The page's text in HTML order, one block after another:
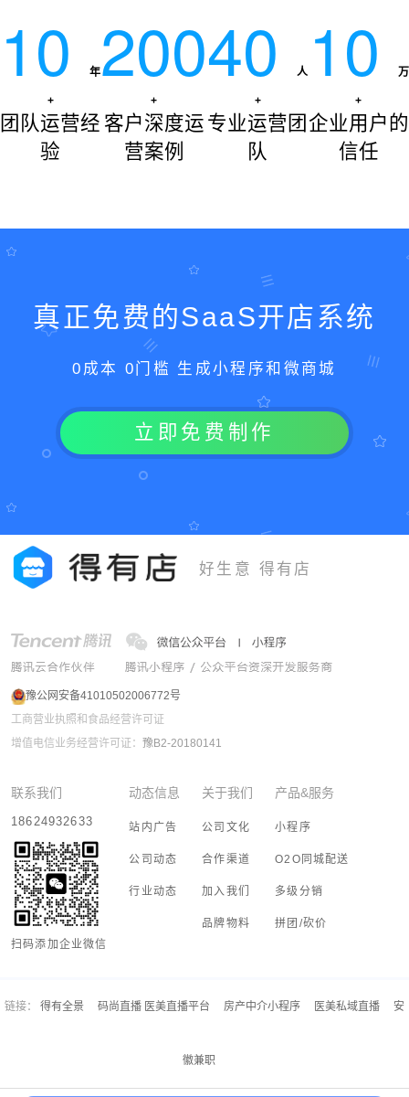
10年
+
团队运营经
验
200
+
客户深度运
营案例
40人
+
专业运营团
队
10 万
+
企业用户的
信任
真正免费的SaaS开店系统
0成本 0门槛 生成小程序和微商城
立即免费制作
好生意 得有店
豫公网安备41010502006772号
工商营业执照和食品经营许可证
增值电信业务经营许可证： 豫B2-20180141
联系我们
18624932633
扫码添加企业微信
动态信息
站内广告
公司动态
行业动态
关于我们
公司文化
合作渠道
加入我们
品牌物料
产品&服务
小程序
O2O同城配送
多级分销
拼团/砍价
链接： 得有全景 码尚直播 医美直播平台 房产中介小程序 医美私域直播 安
徽兼职